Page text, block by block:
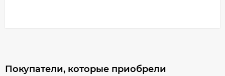
Покупатели, которые приобрели